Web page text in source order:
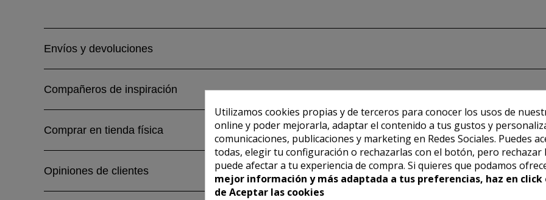
Envíos y devoluciones
Compañeros de inspiración
Comprar en tienda física
Opiniones de clientes
Utilizamos cookies propias y de terceros para conocer los usos de
online y poder mejorarla, adaptar el contenido a tus gustos y
comunicaciones, publicaciones y marketing en Redes Sociales. Puedes
todas, elegir tu configuración o rechazarlas con el botón, pero rechazar
puede afectar a tu experiencia de compra. Si quieres que podamos
mejor información y más adaptada a tus preferencias, haz en click
de Aceptar las cookies